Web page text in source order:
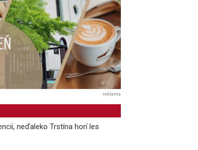
reklama
neďaleko Trstína horí les